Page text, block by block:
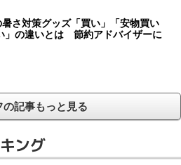
さ対策グッズ「買い」「安物買い
」の違いとは 節約アドバイザーに
の記事もっと見る
ング